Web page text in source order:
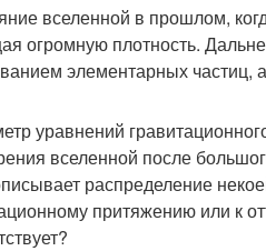
вселенной в прошлом,
огромную плотность.
элементарных
уравнений
вселенной после
распределение
притяжению или к